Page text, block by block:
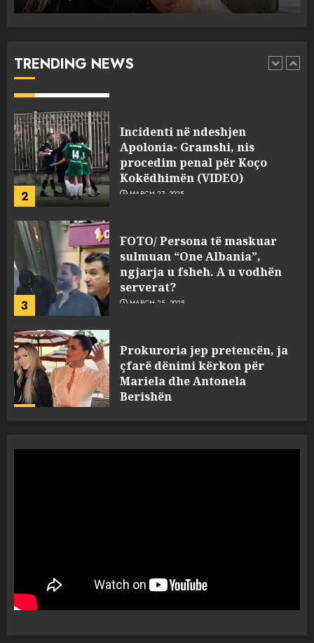
TRENDING NEWS
1
Punonjësja e UKT akuzon
pasuri të pajustifikuar
2
Apolonia- Gramshi, nis
procedim penal për Koço
Kokëdhimën (VIDEO)
MARCH 27, 2025
sulmuan “One Albania”,
ngjarja u fsheh. A u vodhën
serverat?
MARCH 25, 2025
4
çfarë dënimi kërkon për
Mariela dhe Antonela
Berishën
MARCH 25, 2025
1
“bosen” Joana Nano për
abuzim me fondet publike dhe
pasuri të pajustifikuar